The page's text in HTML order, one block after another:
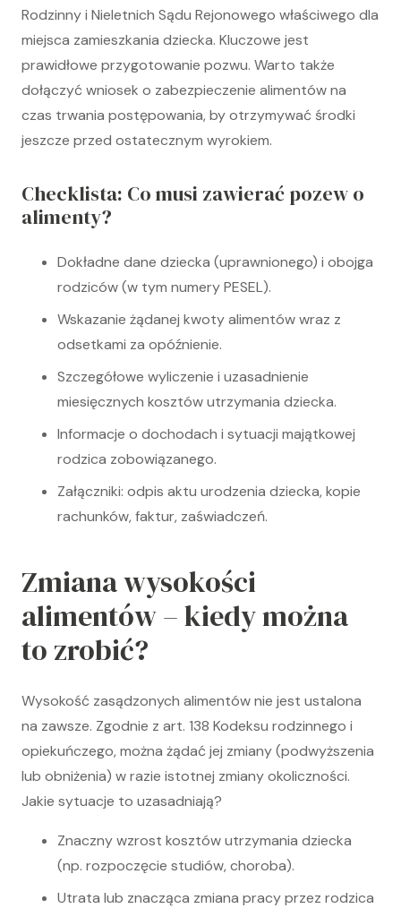
Rodzinny i Nieletnich Sądu Rejonowego właściwego dla
miejsca zamieszkania dziecka. Kluczowe jest
prawidłowe przygotowanie pozwu. Warto także
dołączyć wniosek o zabezpieczenie alimentów na
czas trwania postępowania, by otrzymywać środki
jeszcze przed ostatecznym wyrokiem.
Checklista: Co musi zawierać pozew o
alimenty?
Dokładne dane dziecka (uprawnionego) i obojga
rodziców (w tym numery PESEL).
Wskazanie żądanej kwoty alimentów wraz z
odsetkami za opóźnienie.
Szczegółowe wyliczenie i uzasadnienie
miesięcznych kosztów utrzymania dziecka.
Informacje o dochodach i sytuacji majątkowej
rodzica zobowiązanego.
Załączniki: odpis aktu urodzenia dziecka, kopie
rachunków, faktur, zaświadczeń.
Zmiana wysokości
alimentów – kiedy można
to zrobić?
Wysokość zasądzonych alimentów nie jest ustalona
na zawsze. Zgodnie z art. 138 Kodeksu rodzinnego i
opiekuńczego, można żądać jej zmiany (podwyższenia
lub obniżenia) w razie istotnej zmiany okoliczności.
Jakie sytuacje to uzasadniają?
Znaczny wzrost kosztów utrzymania dziecka
(np. rozpoczęcie studiów, choroba).
Utrata lub znacząca zmiana pracy przez rodzica